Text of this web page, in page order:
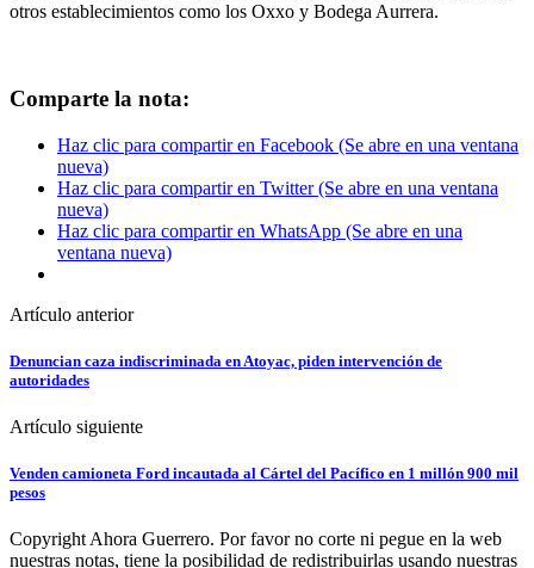
otros establecimientos como los Oxxo y Bodega Aurrera.
Comparte la nota:
Haz clic para compartir en Facebook (Se abre en una ventana
nueva)
Haz clic para compartir en Twitter (Se abre en una ventana
nueva)
Haz clic para compartir en WhatsApp (Se abre en una
ventana nueva)
Artículo anterior
Denuncian caza indiscriminada en Atoyac, piden intervención de
autoridades
Artículo siguiente
Venden camioneta Ford incautada al Cártel del Pacífico en 1 millón 900 mil
pesos
Copyright Ahora Guerrero. Por favor no corte ni pegue en la web
nuestras notas, tiene la posibilidad de redistribuirlas usando nuestras